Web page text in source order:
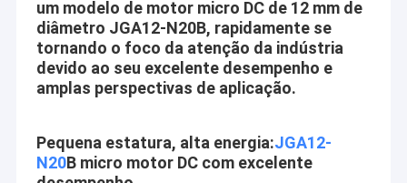
um modelo de motor micro DC de 12 mm de
diâmetro JGA12-N20B, rapidamente se
tornando o foco da atenção da indústria
devido ao seu excelente desempenho e
amplas perspectivas de aplicação.
Pequena estatura, alta energia:JGA12-
N20B micro motor DC com excelente